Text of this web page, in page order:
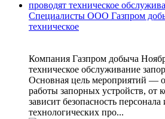
Специалисты ООО Газпром
техническое
Компания Газпром добыча
техническое обслуживание
Основная цель мероприятий —
работы запорных устройств, от
зависит безопасность
технологических про...